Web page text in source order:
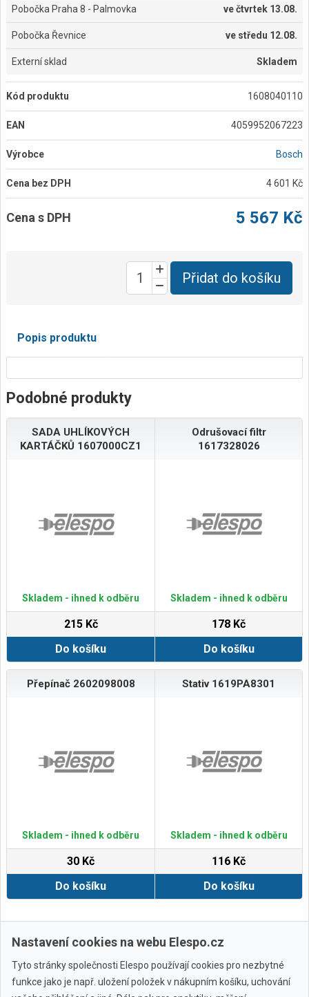
Pobočka Praha 8 - Palmovka večtvrtek 13.08.
Pobočka Řevnice ve středu 12.08.
Externí sklad Skladem
Kód produktu 1608040110
EAN 4059952067223
Výrobce Bosch
Cena bez DPH 4 601 Kč
Cena s DPH 5 567 Kč
Přidat do košíku
Popis produktu
Podobné produkty
SADA UHLÍKOVÝCH
KARTÁČKŮ 1607000CZ1
Skladem - ihned k odběru
215 Kč
Do košíku
Odrušovací filtr
1617328026
Skladem - ihned k odběru
178 Kč
Do košíku
Přepínač 2602098008
Skladem - ihned k odběru
30 Kč
Do košíku
Stativ 1619PA8301
Skladem - ihned k odběru
116 Kč
Do košíku
Zobrazit další
Nastavení cookies na webu Elespo.cz
Tyto stránky společnosti Elespo používají cookies pro nezbytné
funkce jako je např. uložení položek v nákupním košíku, uchování